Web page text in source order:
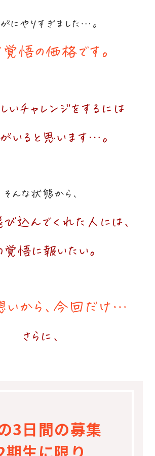
にやりすぎました…。
悟の価格です。
いチャレンジをするには
いると思います…。
そんな状態から、
込んでくれた人には、
覚悟に報いたい。
いから、今回だけ…
さらに、
3日間の募集
期生に限り